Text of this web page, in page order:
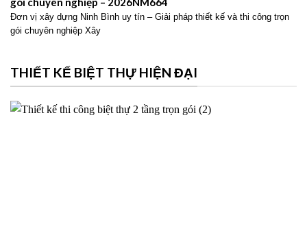
Đơn vị xây dựng Ninh Bình uy tín – Giải pháp thiết kế và thi công trọn
gói chuyên nghiệp Xây
THIẾT KẾ BIỆT THỰ HIỆN ĐẠI